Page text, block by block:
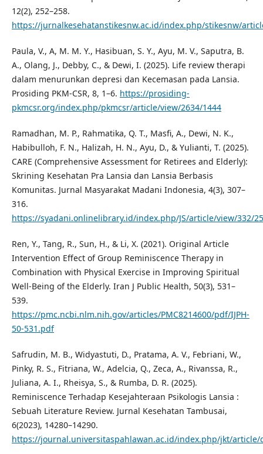
12(2), 252–258.
https://jurnalkesehatanstikesnw.ac.id/index.php/stikesnw/
Paula, V., A, M. M. Y., Hasibuan, S. Y., Ayu, M. V., Saputra, B.
A., Olang, J., Debby, C., & Dewi, I. (2025). Life review therapi
dalam menurunkan depresi dan Kecemasan pada Lansia.
Prosiding PKM-CSR, 8, 1–6. https://prosiding-
pkmcsr.org/index.php/pkmcsr/article/view/2634/1444
Ramadhan, M. P., Rahmatika, Q. T., Masfi, A., Dewi, N. K.,
Habibulloh, F. N., Halizah, H. N., Ayu, D., & Yulianti, T. (2025).
CARE (Comprehensive Assessment for Retirees and Elderly):
Skrining Kesehatan Pra Lansia dan Lansia Berbasis
Komunitas. Jurnal Masyarakat Madani Indonesia, 4(3), 307–
316.
https://syadani.onlinelibrary.id/index.php/JS/article/view/332/
Ren, Y., Tang, R., Sun, H., & Li, X. (2021). Original Article
Intervention Effect of Group Reminiscence Therapy in
Combination with Physical Exercise in Improving Spiritual
Well-Being of the Elderly. Iran J Public Health, 50(3), 531–
539.
https://pmc.ncbi.nlm.nih.gov/articles/PMC8214600/pdf/IJPH-
50-531.pdf
Safrudin, M. B., Widyastuti, D., Pratama, A. V., Febriani, W.,
Pinky, R. S., Fitriana, W., Adelcia, Q., Zeca, A., Rivanssa, R.,
Juliana, A. I., Rheisya, S., & Rumba, D. R. (2025).
Reminiscence Terhadap Kesejahteraan Psikologis Lansia :
Sebuah Literature Review. Jurnal Kesehatan Tambusai,
6(2023), 14280–14290.
https://journal.universitaspahlawan.ac.id/index.php/jkt/article/